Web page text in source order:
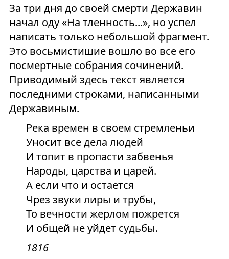
За три дня до своей смерти Державин
начал оду «На тленность...», но успел
написать только небольшой фрагмент.
Это восьмистишие вошло во все его
посмертные собрания сочинений.
Приводимый здесь текст является
последними строками, написанными
Державиным.
Река времен в своем стремленьи
Уносит все дела людей
И топит в пропасти забвенья
Народы, царства и царей.
А если что и остается
Чрез звуки лиры и трубы,
То вечности жерлом пожрется
И общей не уйдет судьбы.
1816